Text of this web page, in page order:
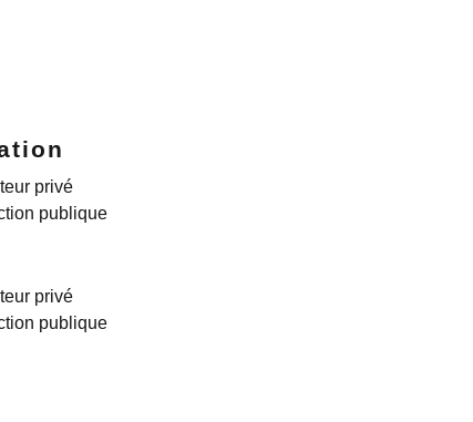
privé
publique
privé
publique